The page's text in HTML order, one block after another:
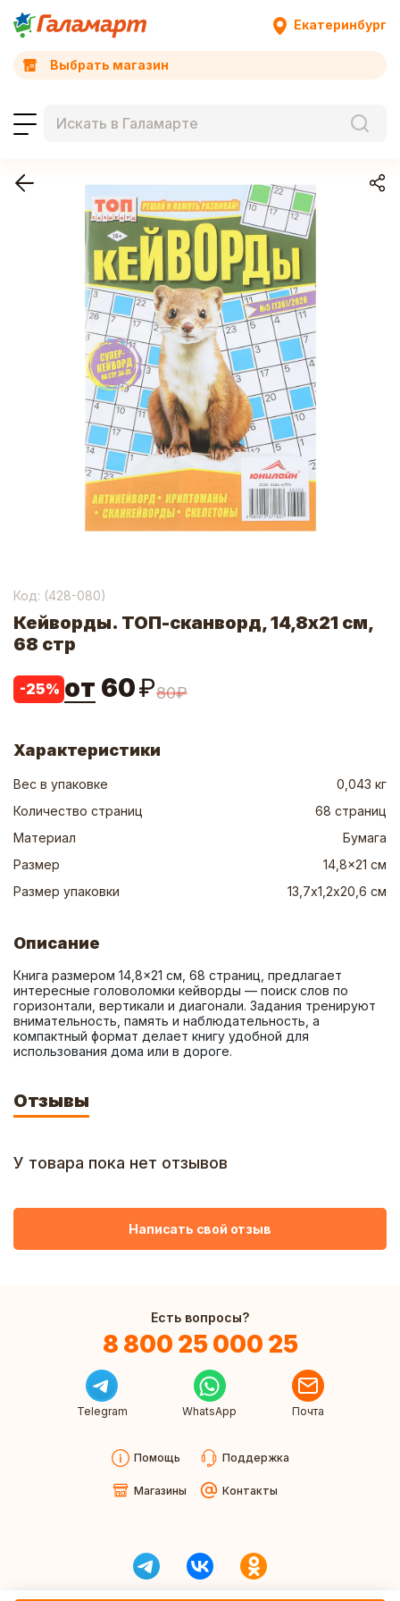
Екатеринбург
Выбрать магазин
Код: (428-080)
Кейворды. ТОП-сканворд, 14,8x21 см,
68 стр
-25% от 60₽80₽
Характеристики
Вес в упаковке
0,043 кг
Количество страниц
68 страниц
Материал
Бумага
Размер
14,8x21 см
Размер упаковки
13,7х1,2х20,6 см
Описание
Книга размером 14,8×21 см, 68 страниц, предлагает
интересные головоломки кейворды — поиск слов по
горизонтали, вертикали и диагонали. Задания тренируют
внимательность, память и наблюдательность, а
компактный формат делает книгу удобной для
использования дома или в дороге.
Отзывы
У товара пока нет отзывов
Написать свой отзыв
Есть вопросы?
8 800 25 000 25
Telegram WhatsApp Почта
Помощь Поддержка
Магазины Контакты